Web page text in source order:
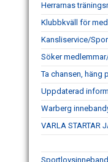
Herrarnas
Klubbkväll för
Kansliservice/
Söker
Ta chansen, häng
Uppdaterad
Warberg
VARLA STARTAR